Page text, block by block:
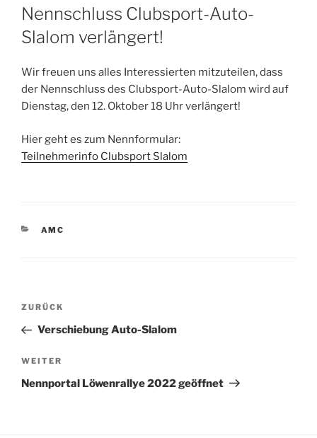
AM
Nennschluss Clubsport-Auto-
Slalom verlängert!
Wir freuen uns alles Interessierten mitzuteilen, dass
der Nennschluss des Clubsport-Auto-Slalom wird auf
Dienstag, den 12. Oktober 18 Uhr verlängert!
Hier geht es zum Nennformular:
Teilnehmerinfo Clubsport Slalom
KATEGORIEN
AMC
Beitragsnavigation
Vorheriger
Beitrag
ZURÜCK
Verschiebung Auto-Slalom
Nächster
Beitrag
WEITER
Nennportal Löwenrallye 2022 geöffnet